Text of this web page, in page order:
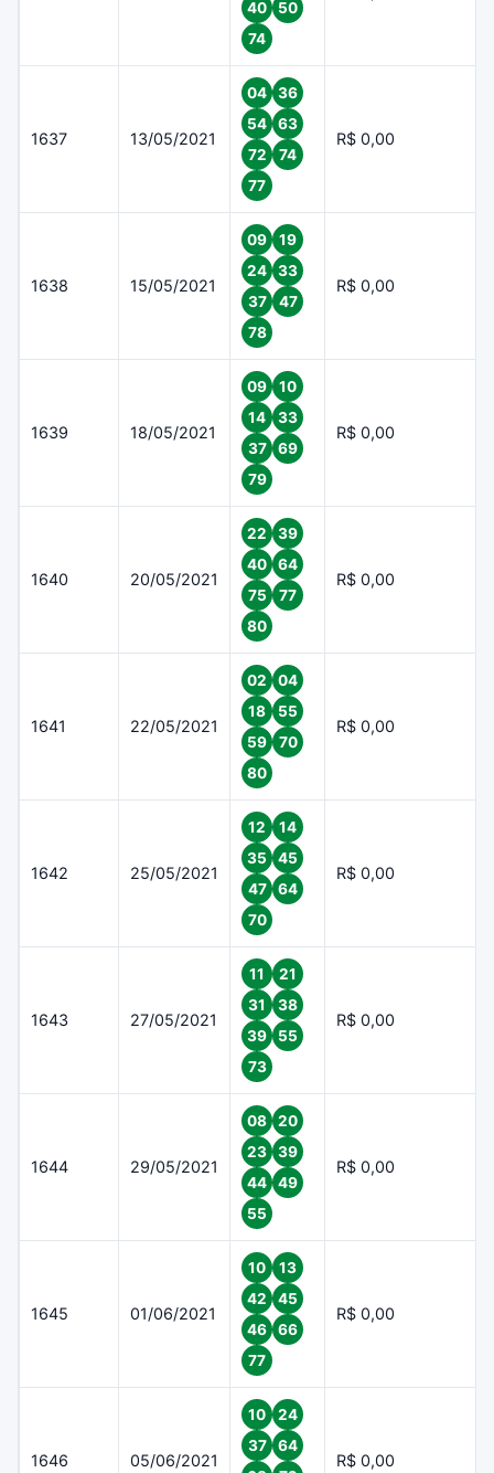
40
50
74
1637 13/05/2021
04
36
54
63
72
74
77
R$ 0,00
1638 15/05/2021
09
19
24
33
37
47
78
R$ 0,00
1639 18/05/2021
09
10
14
33
37
69
79
R$ 0,00
1640 20/05/2021
22
39
40
64
75
77
80
R$ 0,00
1641 22/05/2021
02
04
18
55
59
70
80
R$ 0,00
1642 25/05/2021
12
14
35
45
47
64
70
R$ 0,00
1643 27/05/2021
11
21
31
38
39
55
73
R$ 0,00
1644 29/05/2021
08
20
23
39
44
49
55
R$ 0,00
1645 01/06/2021
10
13
42
45
46
66
77
R$ 0,00
1646 05/06/2021
10
24
37
64
R$ 0,00